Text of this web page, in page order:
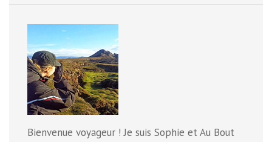
Bienvenue voyageur ! Je suis Sophie et Au Bout